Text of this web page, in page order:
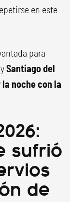
en este
para
Santiago del
noche con la
sufrió
de